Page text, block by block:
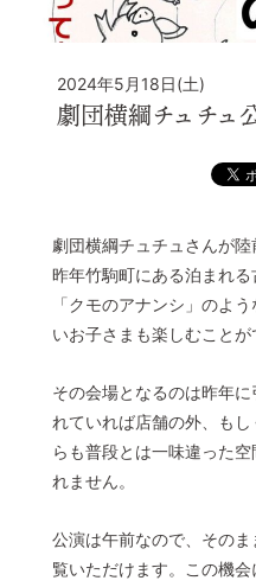
2024年5月18日(土)
劇団横綱チュチュ
劇団横綱チュチュさんが陸
昨年竹駒町にある泊まれ
「クモのアナンシ」のよ
いお子さまも楽しむことが
その会場となるのは昨年
れていれば店舗の外、も
らも普段とは一味違った
れません。
公演は午前なので、その
覧いただけます。この機
お知らせ
YouTubeチャンネ
交通・観光サー
観光のことなら
陸前高田市観光
お問い合わせ
© 2022 一般社団法人 陸前高田
Designed by